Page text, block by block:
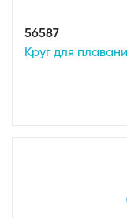
56587
Круг для